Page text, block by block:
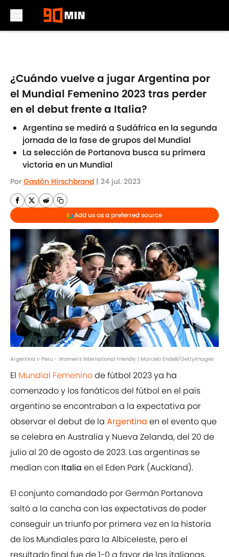
¿Cuándo vuelve a jugar Argentina por
el Mundial Femenino 2023 tras perder
en el debut frente a Italia?
Argentina se medirá a Sudáfrica en la segunda
jornada de la fase de grupos del Mundial
La selección de Portanova busca su primera
victoria en un Mundial
Por Gastón Hirschbrand | 24 jul. 2023
Add us as a preferred source
Argentina v Peru - Women's International Friendly | Marcelo Endelli/GettyImages
El Mundial Femeninode fútbol 2023 ya ha
comenzado y los fanáticos del fútbol en el país
argentino se encontraban a la expectativa por
observar el debut de la Argentina en el evento que
se celebra en Australia y Nueva Zelanda, del 20 de
julio al 20 de agosto de 2023. Las argentinas se
medían con Italia en el Eden Park (Auckland).
El conjunto comandado por Germán Portanova
saltó a la cancha con las expectativas de poder
conseguir un triunfo por primera vez en la historia
de los Mundiales para la Albiceleste, pero el